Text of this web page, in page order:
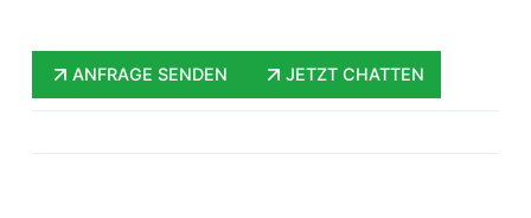
ANFRAGE SENDEN JETZT CHATTEN